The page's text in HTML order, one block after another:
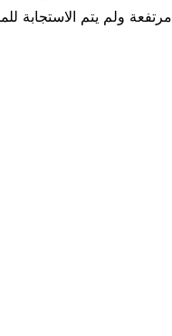
ولم يتم الاستجابة